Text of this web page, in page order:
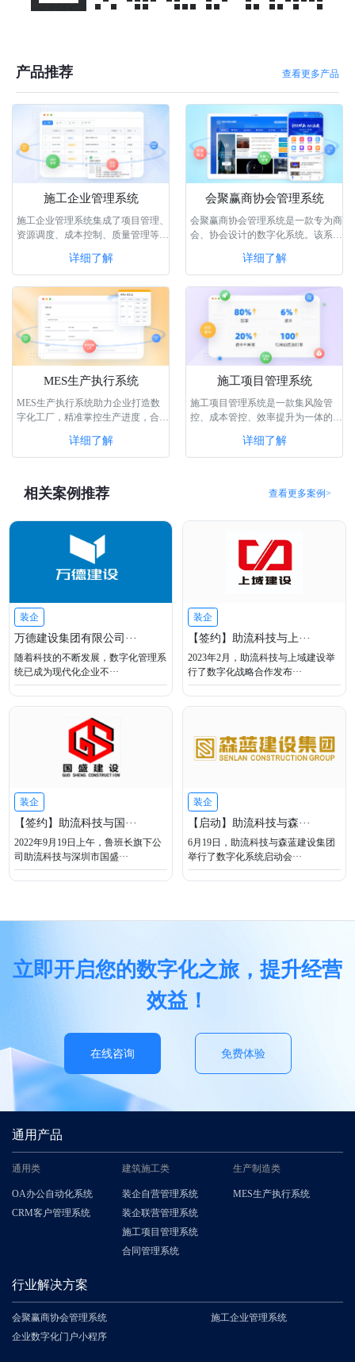
产品推荐 查看更多产品
施工企业管理系统
施工企业管理系统集成了项目管理、
资源调度、成本控制、质量管理等功
详细了解
会聚赢商协会管理系统
会聚赢商协会管理系统是一款专为商
会、协会设计的数字化系统。该系统
详细了解
MES生产执行系统
MES生产执行系统助力企业打造数
字化工厂，精准掌控生产进度，合理
详细了解
施工项目管理系统
施工项目管理系统是一款集风险管
控、成本管控、效率提升为一体的实
详细了解
相关案例推荐 查看更多案例>
装企
万德建设集团有限公司···
随着科技的不断发展，数字化管理系
统已成为现代化企业不···
装企
【签约】助流科技与上···
2023年2月，助流科技与上域建设举
行了数字化战略合作发布···
装企
【签约】助流科技与国···
2022年9月19日上午，鲁班长旗下公
司助流科技与深圳市国盛···
装企
【启动】助流科技与森···
6月19日，助流科技与森蓝建设集团
举行了数字化系统启动会···
立即开启您的数字化之旅，提升经营
效益！
在线咨询 免费体验
通用产品
通用类
OA办公自动化系统
CRM客户管理系统
建筑施工类
装企自营管理系统
装企联营管理系统
施工项目管理系统
合同管理系统
生产制造类
MES生产执行系统
行业解决方案
会聚赢商协会管理系统
施工企业管理系统
企业数字化门户小程序